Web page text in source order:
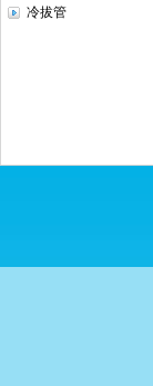
冷拔管